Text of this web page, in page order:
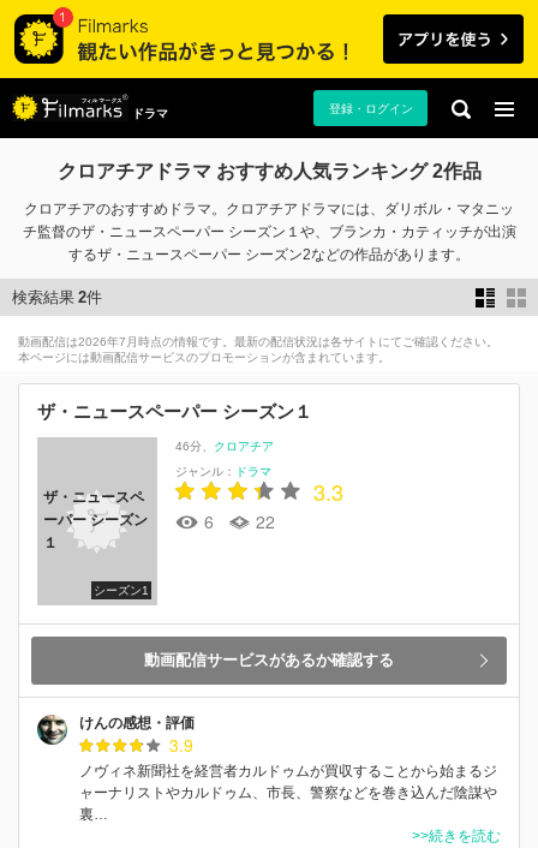
ドラマ 登録・ログイン
クロアチアドラマ おすすめ人気ランキング 2作品
クロアチアのおすすめドラマ。クロアチアドラマには、ダリボル・マタニッ
チ監督のザ・ニュースペーパー シーズン１や、ブランカ・カティッチが出演
するザ・ニュースペーパー シーズン2などの作品があります。
検索結果 2件
動画配信は2026年7月時点の情報です。最新の配信状況は各サイトにてご確認ください。
本ページには動画配信サービスのプロモーションが含まれています。
ザ・ニュースペーパー シーズン１
シーズン1
ザ・ニュースペ
ーパー シーズン
１
46分
クロアチア
ジャンル：
ドラマ
3.3
6 22
動画配信サービスがあるか確認する
けんの感想・評価
3.9
ノヴィネ新聞社を経営者カルドゥムが買収することから始まるジ
ャーナリストやカルドゥム、市長、警察などを巻き込んだ陰謀や
裏…
>>続きを読む